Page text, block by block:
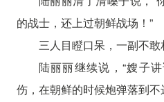
的战士，还上过朝鲜战场！”
三人目瞪口呆，一副不敢
陆丽丽继续说，“嫂子
伤，在朝鲜的时候炮弹落到